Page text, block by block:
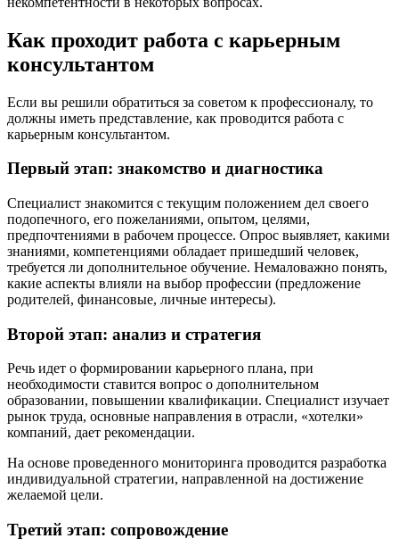
Как проходит работа с карьерным
консультантом
Если вы решили обратиться за советом к профессионалу, то
должны иметь представление, как проводится работа с
карьерным консультантом.
Первый этап: знакомство и диагностика
Специалист знакомится с текущим положением дел своего
подопечного, его пожеланиями, опытом, целями,
предпочтениями в рабочем процессе. Опрос выявляет, какими
знаниями, компетенциями обладает пришедший человек,
требуется ли дополнительное обучение. Немаловажно понять,
какие аспекты влияли на выбор профессии (предложение
родителей, финансовые, личные интересы).
Второй этап: анализ и стратегия
Речь идет о формировании карьерного плана, при
необходимости ставится вопрос о дополнительном
образовании, повышении квалификации. Специалист изучает
рынок труда, основные направления в отрасли, «хотелки»
компаний, дает рекомендации.
На основе проведенного мониторинга проводится разработка
индивидуальной стратегии, направленной на достижение
желаемой цели.
Третий этап: сопровождение